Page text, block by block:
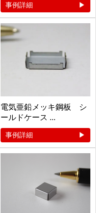
事例詳細
電気亜鉛メッキ鋼板 シ
ールドケース ...
事例詳細